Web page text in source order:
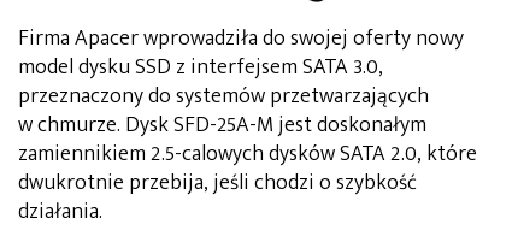
Firma Apacer wprowadziła do swojej oferty nowy
model dysku SSD z interfejsem SATA 3.0,
przeznaczony do systemów przetwarzających
w chmurze. Dysk SFD-25A-M jest doskonałym
zamiennikiem 2.5-calowych dysków SATA 2.0, które
dwukrotnie przebija, jeśli chodzi o szybkość
działania.